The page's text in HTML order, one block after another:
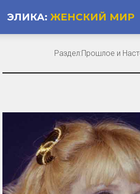
ЭЛИКА: ЖЕНСКИЙ МИР
Раздел:Прошлое и